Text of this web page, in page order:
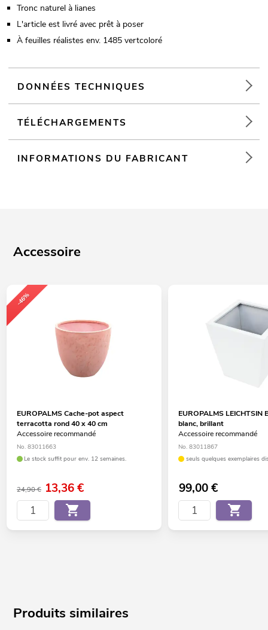
Tronc naturel à lianes
L'article est livré avec prêt à poser
À feuilles réalistes env. 1485 vertcoloré
DONNÉES TECHNIQUES
TÉLÉCHARGEMENTS
INFORMATIONS DU FABRICANT
Accessoire
-46%
EUROPALMS Cache-pot aspect
terracotta rond 40 x 40 cm
Accessoire recommandé
No. 83011663
Le stock suffit pour env. 12 semaines.
24,90 € 13,36€
EUROPALMS LEICHTSIN
blanc, brillant
Accessoire recommandé
No. 83011867
seuls quelques exemplaires
99,00€
Produits similaires